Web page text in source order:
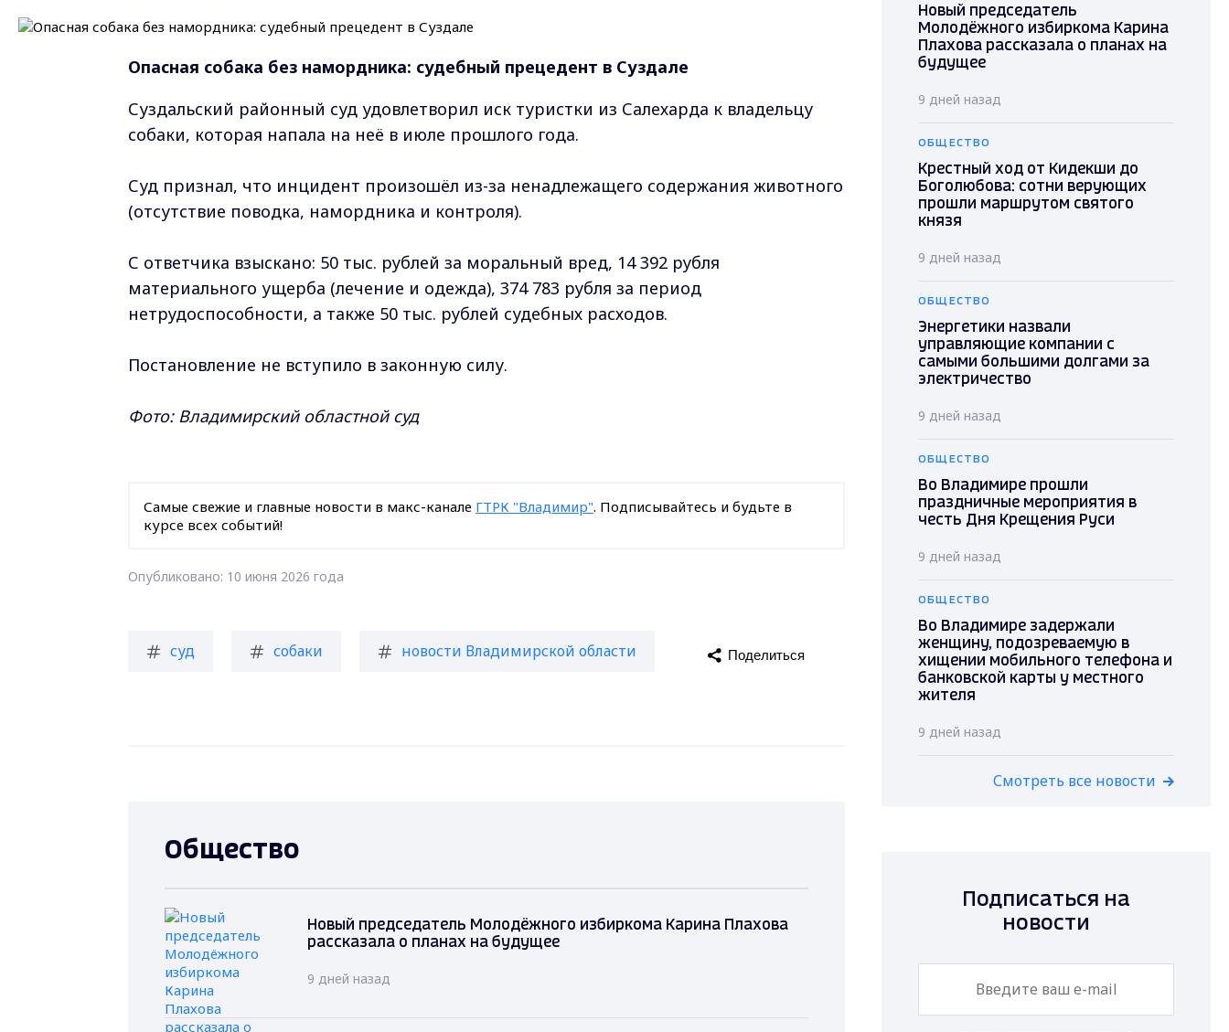
Опасная собака без намордника: судебный прецедент в Суздале
Суздальский районный суд удовлетворил иск туристки из Салехарда к владельцу
собаки, которая напала на неё в июле прошлого года.
Суд признал, что инцидент произошёл из-за ненадлежащего содержания животного
(отсутствие поводка, намордника и контроля).
С ответчика взыскано: 50 тыс. рублей за моральный вред, 14 392 рубля
материального ущерба (лечение и одежда), 374 783 рубля за период
нетрудоспособности, а также 50 тыс. рублей судебных расходов.
Постановление не вступило в законную силу.
Фото: Владимирский областной суд
Самые свежие и главные новости в макс-канале ГТРК "Владимир". Подписывайтесь и будьте в
курсе всех событий!
Опубликовано: 10 июня 2026 года
суд собаки новости Владимирской области Поделиться
Общество
Новый председатель Молодёжного избиркома Карина Плахова
рассказала о планах на будущее
9 дней назад
Новый председатель
Молодёжного избиркома Карина
Плахова рассказала о планах на
будущее
9 дней назад
ОБЩЕСТВО
Крестный ход от Кидекши до
Боголюбова: сотни верующих
прошли маршрутом святого
князя
9 дней назад
ОБЩЕСТВО
Энергетики назвали
управляющие компании с
самыми большими долгами за
электричество
9 дней назад
ОБЩЕСТВО
Во Владимире прошли
праздничные мероприятия в
честь Дня Крещения Руси
9 дней назад
ОБЩЕСТВО
Во Владимире задержали
женщину, подозреваемую в
хищении мобильного телефона и
банковской карты у местного
жителя
9 дней назад
Смотреть все новости
Подписаться на
новости